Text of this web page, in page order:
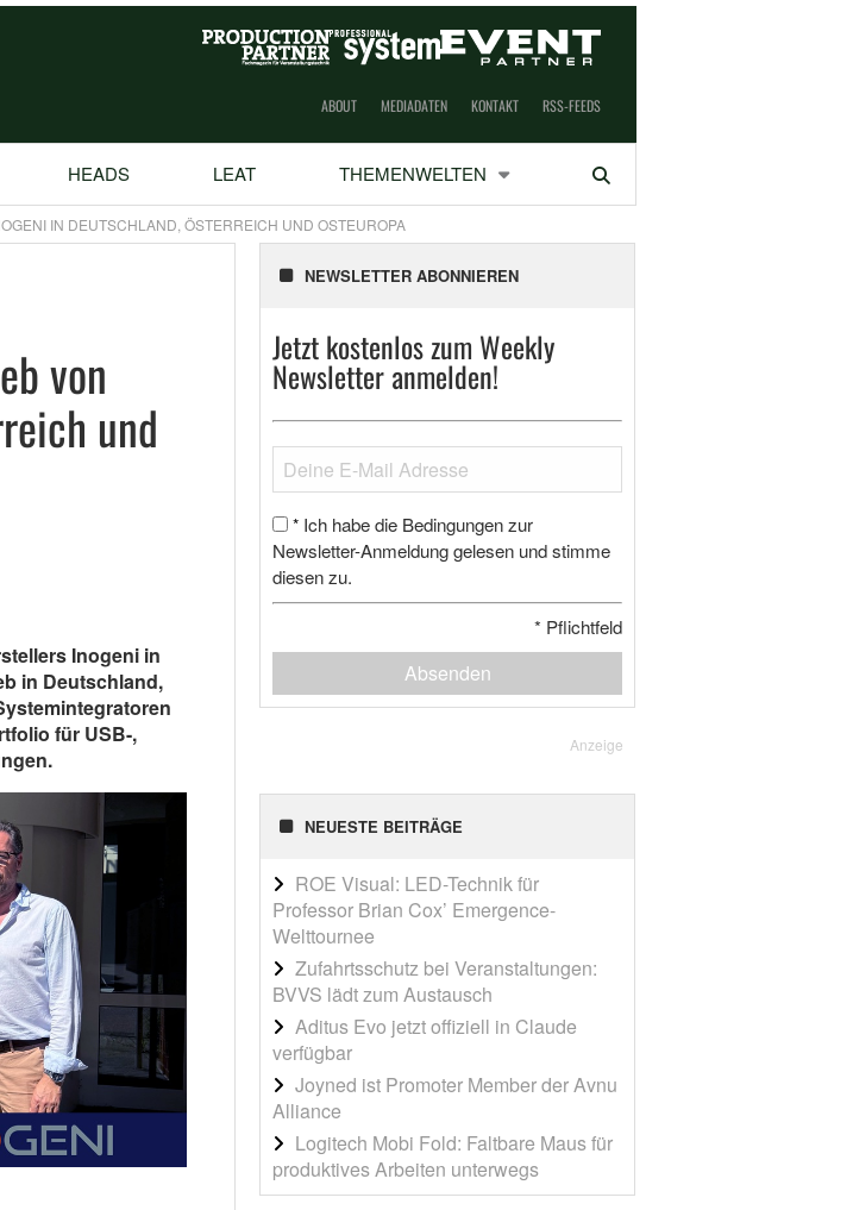
ABOUT MEDIADATEN KONTAKT RSS-FEEDS
HEADS LEAT THEMENWELTEN Suchen
IN DEUTSCHLAND, ÖSTERREICH UND OSTEUROPA
von
und
Inogeni in
in Deutschland,
für USB-,
NEWSLETTER ABONNIEREN
Jetzt kostenlos zum Weekly
Newsletter anmelden!
* Ich habe die Bedingungen zur
Newsletter-Anmeldung gelesen und stimme
diesen zu.
* Pflichtfeld
Absenden
Anzeige
NEUESTE BEITRÄGE
ROE Visual: LED-Technik für
Professor Brian Cox’ Emergence-
Welttournee
Zufahrtsschutz bei Veranstaltungen:
BVVS lädt zum Austausch
Aditus Evo jetzt offiziell in Claude
verfügbar
Joyned ist Promoter Member der Avnu
Alliance
Logitech Mobi Fold: Faltbare Maus für
produktives Arbeiten unterwegs